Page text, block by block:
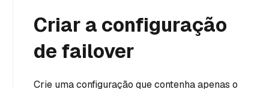
Criar a configuração
de failover
Crie uma configuração que contenha apenas o